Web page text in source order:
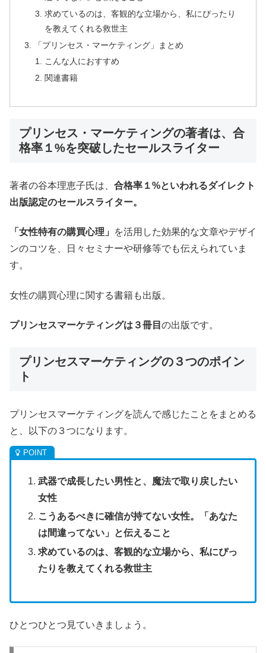
求めているのは、客観的な立場から、私にぴったり
を教えてくれる救世主
「プリンセス・マーケティング」まとめ
こんな人におすすめ
関連書籍
プリンセス・マーケティングの著者は、合
格率１%を突破したセールスライター
著者の谷本理恵子氏は、 合格率１%といわれるダイレクト
出版認定のセールスライター。
「女性特有の購買心理」
を活用した効果的な文章やデザイ
ンのコツを、日々セミナーや研修等でも伝えられていま
す。
女性の購買心理に関する書籍も出版。
プリンセスマーケティングは３冊目 の出版です。
プリンセスマーケティングの３つのポイン
ト
プリンセスマーケティングを読んで感じたことをまとめる
と、以下の３つになります。
武器で成長したい男性と、魔法で取り戻したい
女性
こうあるべきに確信が持てない女性。「あなた
は間違ってない」と伝えること
求めているのは、客観的な立場から、私にぴっ
たりを教えてくれる救世主
ひとつひとつ見ていきましょう。